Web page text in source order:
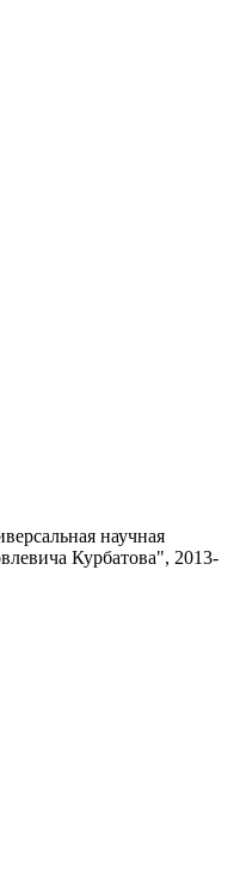
научная
Курбатова", 2013-